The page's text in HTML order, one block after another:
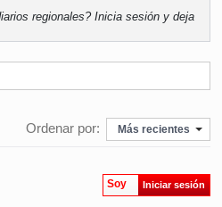
regionales?Inicia sesión y deja
Ordenar por: Más recientes
Soy Iniciar sesión